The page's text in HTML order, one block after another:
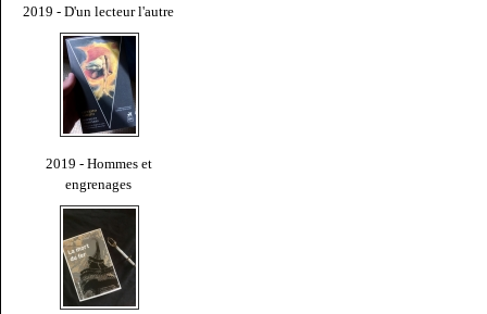
2019 - D'un lecteur l'autre
2019 - Hommes et
engrenages